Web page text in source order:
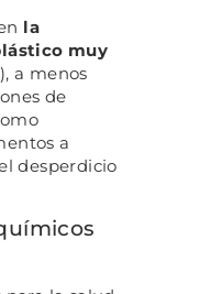
la
muy
a menos
de
a
desperdicio